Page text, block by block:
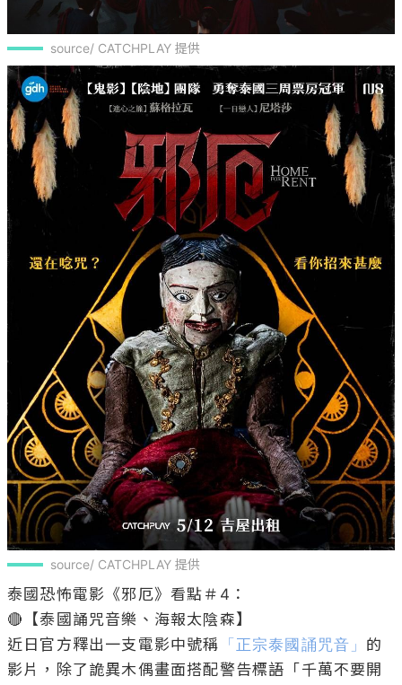
source/ CATCHPLAY 提供
source/ CATCHPLAY 提供
泰國恐怖電影《邪厄》看點＃4：
🔴【泰國誦咒音樂、海報太陰森】
近日官方釋出一支電影中號稱 「正宗泰國誦咒音」 的
影片，除了詭異木偶畫面搭配警告標語「千萬不要開